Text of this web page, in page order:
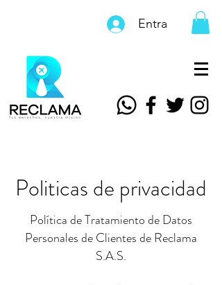
Entra
Politicas de privacidad
Política de Tratamiento de Datos
Personales de Clientes de Reclama
S.A.S.